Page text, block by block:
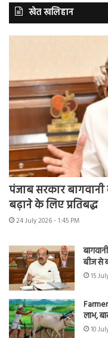
खेत खलिहान
पंजाब सरकार
बढ़ाने के लिए प्रतिबद्ध
24 July 2026 - 1:45 PM
बीज से
15
लाभ,
10